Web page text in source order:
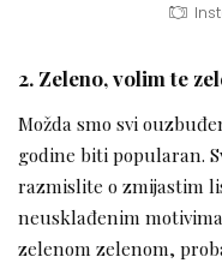
2. Zeleno, volim te
Možda smo svi
godine biti popularan.
razmislite o zmijastim
neusklađenim
zelenom zelenom,